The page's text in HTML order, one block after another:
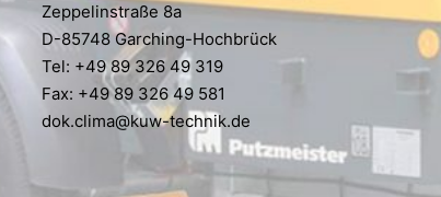
Zeppelinstraße 8a
D-85748 Garching-Hochbrück
Tel: +49 89 326 49 319
Fax: +49 89 326 49 581
dok.clima@kuw-technik.de